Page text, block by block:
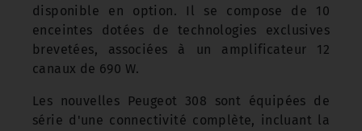
disponible en option. Il se compose de 10
enceintes dotées de technologies exclusives
brevetées, associées à un amplificateur 12
canaux de 690 W.
Les nouvelles Peugeot 308 sont équipées de
série d'une connectivité complète, incluant la